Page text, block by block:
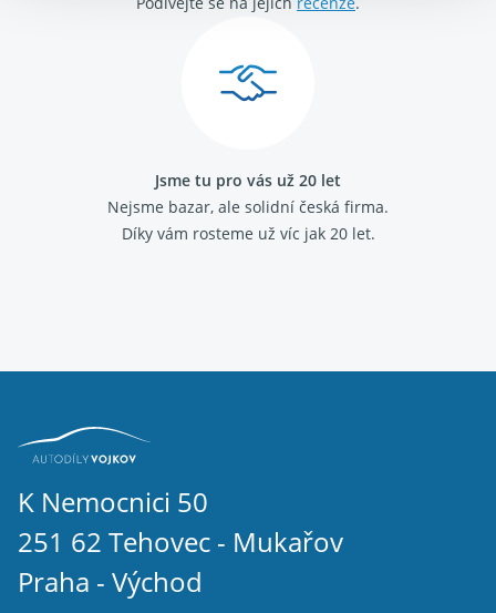
Jsme tu pro vás už 20 let
Nejsme bazar, ale solidní česká firma.
Díky vám rosteme už víc jak 20 let.
K Nemocnici 50
251 62 Tehovec - Mukařov
Praha - Východ